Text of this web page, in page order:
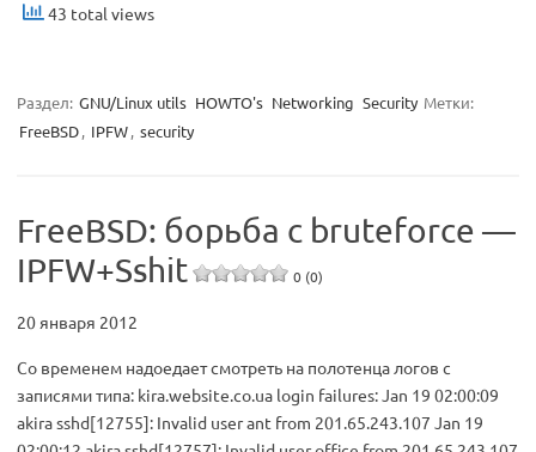
43 total views
Раздел: GNU/Linux utils HOWTO's Networking Security Метки:
FreeBSD, IPFW, security
FreeBSD: борьба с bruteforce —
IPFW+Sshit
0 (0)
20 января 2012
Со временем надоедает смотреть на полотенца логов с
записями типа: kira.website.co.ua login failures: Jan 19 02:00:09
akira sshd[12755]: Invalid user ant from 201.65.243.107 Jan 19